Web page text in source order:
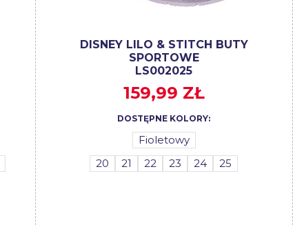
DISNEY LILO & STITCH BUTY
SPORTOWE
LS002025
159,99 ZŁ
DOSTĘPNE KOLORY:
Fioletowy
20
21 22 23 24 25